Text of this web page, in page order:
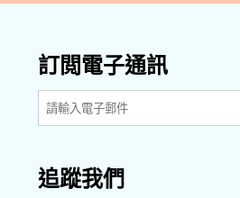
訂閲電子通訊
追蹤我們